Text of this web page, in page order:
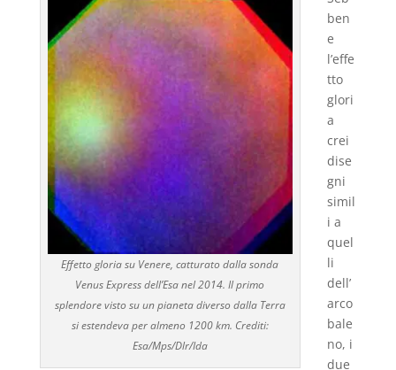
Effetto gloria su Venere, catturato dalla sonda
Venus Express dell’Esa nel 2014. Il primo
splendore visto su un pianeta diverso dalla Terra
si estendeva per almeno 1200 km. Crediti:
Esa/Mps/Dlr/Ida
ben
e
l’effe
tto
glori
a
crei
dise
gni
simil
i a
quel
li
dell’
arco
bale
no, i
due